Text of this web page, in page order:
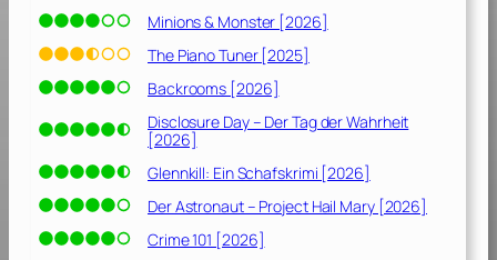
Minions & Monster [2026]
The Piano Tuner [2025]
Backrooms [2026]
Disclosure Day – Der Tag der Wahrheit
[2026]
Glennkill: Ein Schafskrimi [2026]
Der Astronaut – Project Hail Mary [2026]
Crime 101 [2026]